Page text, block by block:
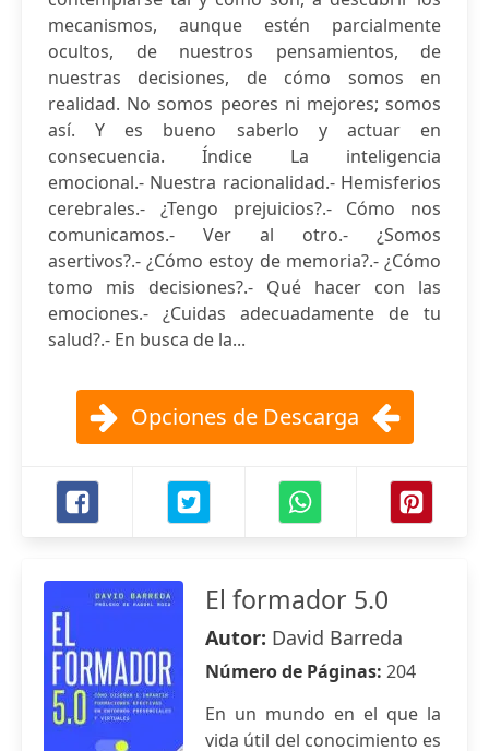
mecanismos, aunque estén parcialmente
ocultos, de nuestros pensamientos, de
nuestras decisiones, de cómo somos en
realidad. No somos peores ni mejores; somos
así. Y es bueno saberlo y actuar en
consecuencia. Índice La inteligencia
emocional.- Nuestra racionalidad.- Hemisferios
cerebrales.- ¿Tengo prejuicios?.- Cómo nos
comunicamos.- Ver al otro.- ¿Somos
asertivos?.- ¿Cómo estoy de memoria?.- ¿Cómo
tomo mis decisiones?.- Qué hacer con las
emociones.- ¿Cuidas adecuadamente de tu
salud?.- En busca de la...
Opciones de Descarga
El formador 5.0
Autor: David Barreda
Número de Páginas: 204
En un mundo en el que la
vida útil del conocimiento es